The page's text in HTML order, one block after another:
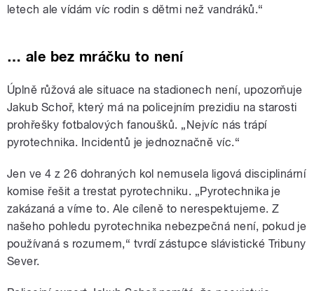
letech ale vídám víc rodin s dětmi než vandráků.“
… ale bez mráčku to není
Úplně růžová ale situace na stadionech není, upozorňuje
Jakub Schoř, který má na policejním prezidiu na starosti
prohřešky fotbalových fanoušků. „Nejvíc nás trápí
pyrotechnika. Incidentů je jednoznačně víc.“
Jen ve 4 z 26 dohraných kol nemusela ligová disciplinární
komise řešit a trestat pyrotechniku. „Pyrotechnika je
zakázaná a víme to. Ale cíleně to nerespektujeme. Z
našeho pohledu pyrotechnika nebezpečná není, pokud je
používaná s rozumem,“ tvrdí zástupce slávistické Tribuny
Sever.